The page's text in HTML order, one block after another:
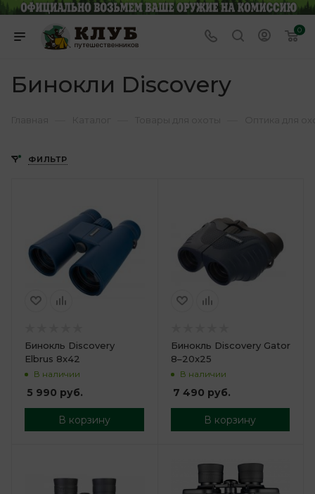
0
Бинокли Discovery
ФИЛЬТР
Бинокль Discovery
Elbrus 8x42
В наличии
5 990 руб.
В корзину
Бинокль Discovery Gator
8–20x25
В наличии
7 490 руб.
В корзину